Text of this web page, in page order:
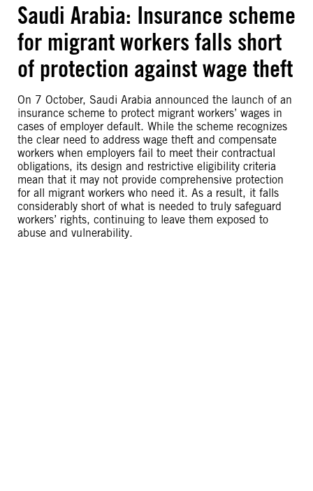
Saudi Arabia: Insurance scheme
for migrant workers falls short
of protection against wage theft
On 7 October, Saudi Arabia announced the launch of an
insurance scheme to protect migrant workers’ wages in
cases of employer default. While the scheme recognizes
the clear need to address wage theft and compensate
workers when employers fail to meet their contractual
obligations, its design and restrictive eligibility criteria
mean that it may not provide comprehensive protection
for all migrant workers who need it. As a result, it falls
considerably short of what is needed to truly safeguard
workers’ rights, continuing to leave them exposed to
abuse and vulnerability.